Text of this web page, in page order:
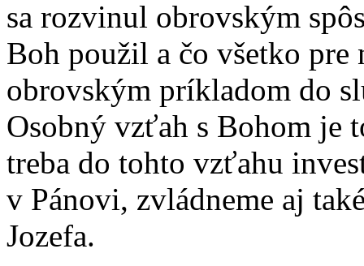
sa rozvinul obrovským
Boh použil a čo všetko pre
obrovským príkladom do
Osobný vzťah s Bohom je
treba do tohto vzťahu
v Pánovi, zvládneme aj
Jozefa.